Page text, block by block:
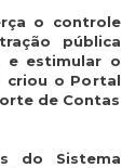
o controle
pública
e estimular o
criou o Portal
de Contas
do Sistema